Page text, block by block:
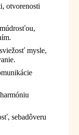
otvorenosti
mysle,
sebadôveru